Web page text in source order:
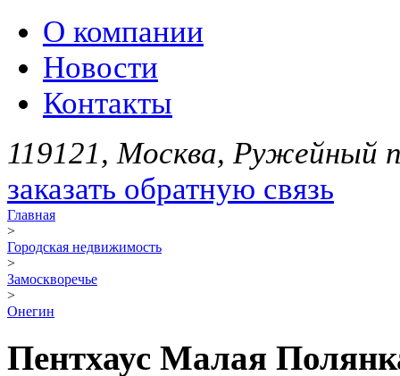
О компании
Новости
Контакты
119121, Москва, Ружейный
заказать обратную связь
Главная
>
Городская недвижимость
>
Замоскворечье
>
Онегин
Пентхаус Малая